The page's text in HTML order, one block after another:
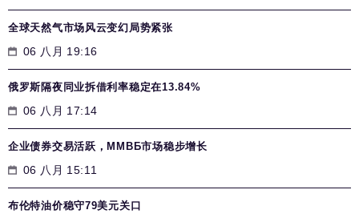
全球天然气市场风云变幻局势紧张
06 八月 19:16
俄罗斯隔夜同业拆借利率稳定在13.84%
06 八月 17:14
企业债券交易活跃，MMВБ市场稳步增长
06 八月 15:11
布伦特油价稳守79美元关口